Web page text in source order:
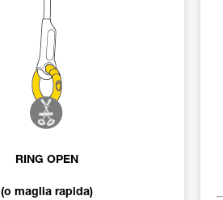
RING OPEN
(o maglia rapida)